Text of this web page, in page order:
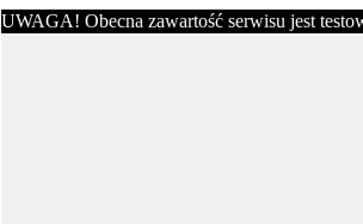
UWAGA! Obecna zawartość serwisu jest